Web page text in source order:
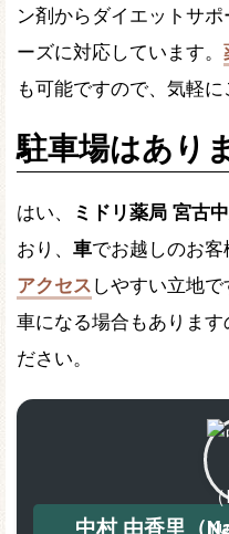
ン剤からダイエットサ
ーズに対応しています。
も可能ですので、気軽に
駐車場はあり
はい、 ミドリ薬局 宮古
おり、 車でお越しのお
アクセス しやすい立地
車になる場合もあります
ださい。
中村 由香里（